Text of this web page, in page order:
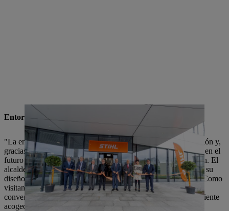
Entorno de trabajo atractivo para un futuro exitoso
"La empresa STIHL es el empleador más importante de la región y,
gracias a su actividad de construcción, demuestra su inversión en el
futuro y su dinamismo", elogió la consejera Susanne Hartmann. El
alcalde, Hans Mäder, añadió: "El nuevo edificio convence por su
diseño moderno y acogedor y su interior funcional y flexible. Como
visitante, uno se siente inmediatamente bienvenido y estoy
convencido de que los empleados también disfrutarán del ambiente
acogedor".